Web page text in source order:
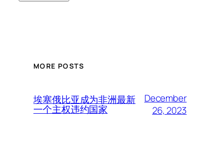
MORE POSTS
埃塞俄比亚成为非洲最新
一个主权违约国家
December
26, 2023